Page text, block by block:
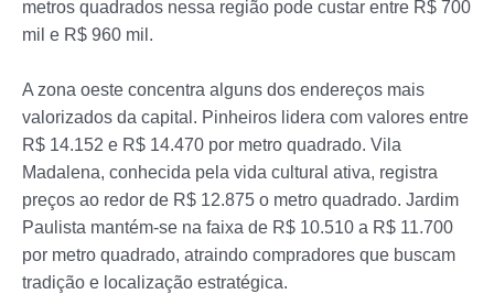
metros quadrados nessa região pode custar entre R$ 700
mil e R$ 960 mil.
A zona oeste concentra alguns dos endereços mais
valorizados da capital. Pinheiros lidera com valores entre
R$ 14.152 e R$ 14.470 por metro quadrado. Vila
Madalena, conhecida pela vida cultural ativa, registra
preços ao redor de R$ 12.875 o metro quadrado. Jardim
Paulista mantém-se na faixa de R$ 10.510 a R$ 11.700
por metro quadrado, atraindo compradores que buscam
tradição e localização estratégica.